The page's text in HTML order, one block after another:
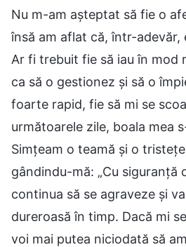
Nu m-am așteptat să fie o
însă am aflat că, într-
Ar fi trebuit fie să iau în mod
ca să o gestionez și să o
foarte rapid, fie să mi se
următoarele zile, boala mea
Simțeam o teamă și o
gândindu-mă: „Cu siguranță
continua să se agraveze și
dureroasă în timp. Dacă mi
voi mai putea niciodată să